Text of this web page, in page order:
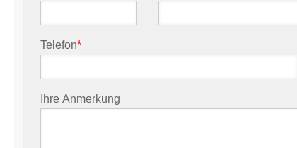
Telefon*
Ihre Anmerkung